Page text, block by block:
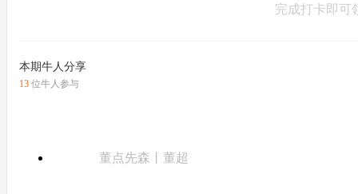
完成打卡即可
本期牛人分享
13 位牛人参与
董点先森丨董超